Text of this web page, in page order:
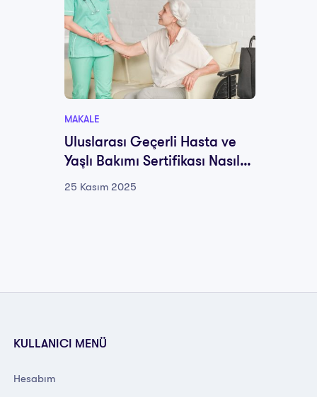
MAKALE
Uluslarası Geçerli Hasta ve
Yaşlı Bakımı Sertifikası Nasıl
Alınır ?
25 Kasım 2025
KULLANICI MENÜ
Hesabım